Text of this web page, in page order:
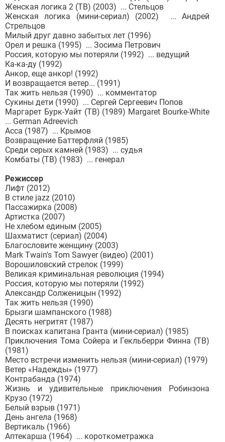
Женская логика 2 (ТВ) (2003) ... Стельцов
Женская логика (мини-сериал) (2002) ... Андрей
Стрельцов
Милый друг давно забытых лет (1996)
Орел и решка (1995) ... Зосима Петрович
Россия, которую мы потеряли (1992) ... ведущий
Ка-ка-ду (1992)
Анкор, еще анкор! (1992)
И возвращается ветер... (1991)
Так жить нельзя (1990) ... комментатор
Сукины дети (1990) ... Сергей Сергеевич Попов
Маргарет Бурк-Уайт (ТВ) (1989) Margaret Bourke-White
... German Adreevich
Асса (1987) ... Крымов
Возвращение Баттерфляй (1985)
Среди серых камней (1983) ... судья
Комбаты (ТВ) (1983) ... генерал
Режиссер
Лифт (2012)
В стиле jazz (2010)
Пассажирка (2008)
Артистка (2007)
Не хлебом единым (2005)
Шахматист (сериал) (2004)
Благословите женщину (2003)
Mark Twain's Tom Sawyer (видео) (2001)
Ворошиловский стрелок (1999)
Великая криминальная революция (1994)
Россия, которую мы потеряли (1992)
Александр Солженицын (1992)
Так жить нельзя (1990)
Брызги шампанского (1988)
Десять негритят (1987)
В поисках капитана Гранта (мини-сериал) (1985)
Приключения Тома Сойера и Гекльберри Финна (ТВ)
(1981)
Место встречи изменить нельзя (мини-сериал) (1979)
Ветер «Надежды» (1977)
Контрабанда (1974)
Жизнь и удивительные приключения Робинзона
Крузо (1972)
Белый взрыв (1971)
День ангела (1968)
Вертикаль (1966)
Аптекарша (1964) ... короткометражка